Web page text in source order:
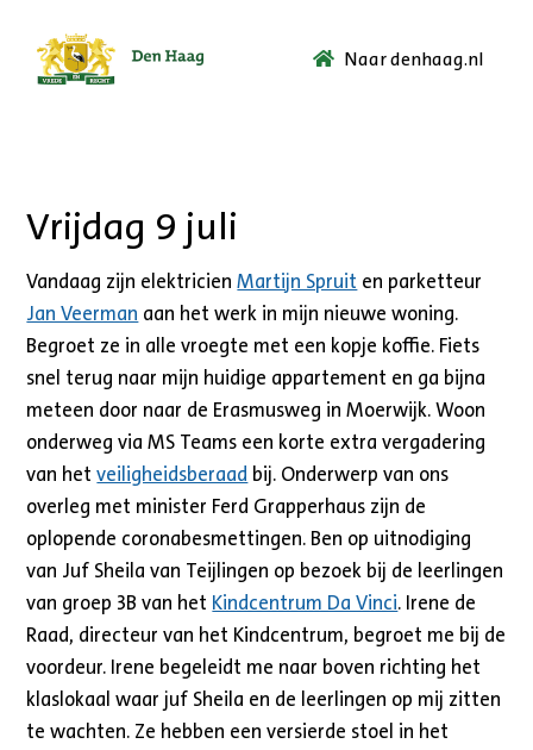
Ga
Naar denhaag.nl
Vrijdag 9 juli
Vandaag zijn elektricienMartijn Spruit en parketteur
Jan Veerman aan het werk in mijn nieuwe woning.
Begroet ze in alle vroegte met een kopje koffie. Fiets
snel terug naar mijn huidige appartement en ga bijna
meteen door naar de Erasmusweg in Moerwijk. Woon
onderweg via MS Teams een korte extra vergadering
van hetveiligheidsberaad bij. Onderwerp van ons
overleg met minister Ferd Grapperhaus zijn de
oplopende coronabesmettingen. Ben op uitnodiging
van Juf Sheila van Teijlingen op bezoek bij de leerlingen
van groep 3B van het Kindcentrum Da Vinci. Irene de
Raad, directeur van het Kindcentrum, begroet me bij de
voordeur. Irene begeleidt me naar boven richting het
klaslokaal waar juf Sheila en de leerlingen op mij zitten
te wachten. Ze hebben een versierde stoel in het